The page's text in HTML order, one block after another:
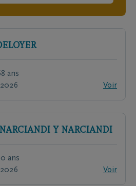
ans
Voir
NARCIANDI Y NARCIANDI
ans
Voir